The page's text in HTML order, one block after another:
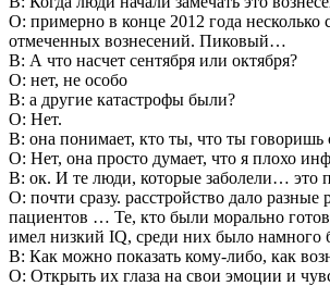
О: примерно в конце 2012 года
отмеченных вознесений. Пиковый…
В: А что насчет сентября или октября?
О: нет, не особо
В: а другие катастрофы были?
О: Нет.
В: она понимает, кто ты, что ты говоришь
О: Нет, она просто думает, что я плохо
В: ок. И те люди, которые заболели… это
О: почти сразу. расстройство дало
пациентов … Те, кто были морально
имел низкий IQ, среди них было намного
В: Как можно показать кому-либо, как
О: Открыть их глаза на свои эмоции и